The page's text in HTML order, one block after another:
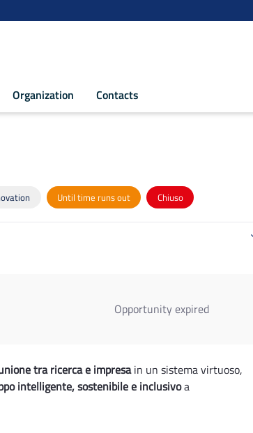
Organization Contacts
Until time runs out Chiuso
Opportunity expired
tra ricerca e impresain un sistema virtuoso,
intelligente, sostenibile e inclusivoa